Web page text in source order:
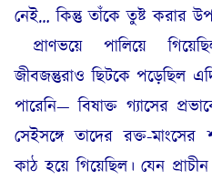
নেই… কিন্তু তাঁকে তুষ্ট করার
প্রাণভয়ে পালিয়ে
জীবজন্তুরাও ছিটকে পড়েছিল
পারেনি— বিষাক্ত গ্যাসের
সেইসঙ্গে তাদের রক্ত-
কাঠ হয়ে গিয়েছিল। যেন